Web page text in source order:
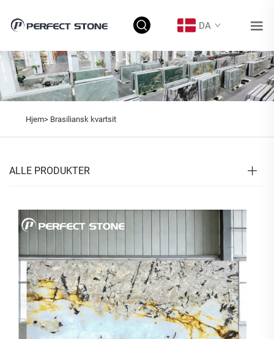
DA
Hjem> Brasiliansk kvartsit
ALLE PRODUKTER